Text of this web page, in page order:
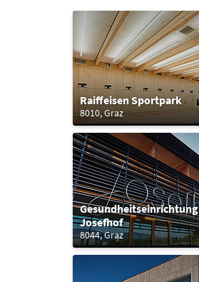
Raiffeisen Sportpark
8010, Graz
Gesundheitseinrichtung
Josefhof
8044, Graz